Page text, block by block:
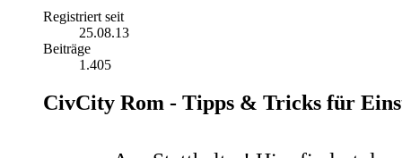
Registriert seit
25.08.13
Beiträge
1.405
CivCity Rom - Tipps & Tricks für